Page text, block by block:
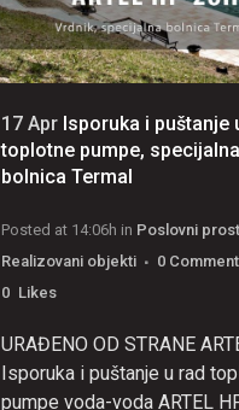
17 Apr Isporuka i puštanje
toplotne pumpe, specijalna
bolnica Termal
Posted at 14:06h in Poslovni
Realizovani objekti
0
0 Likes
URAĐENO OD STRANE
Isporuka i puštanje u rad
pumpe voda-voda ARTEL